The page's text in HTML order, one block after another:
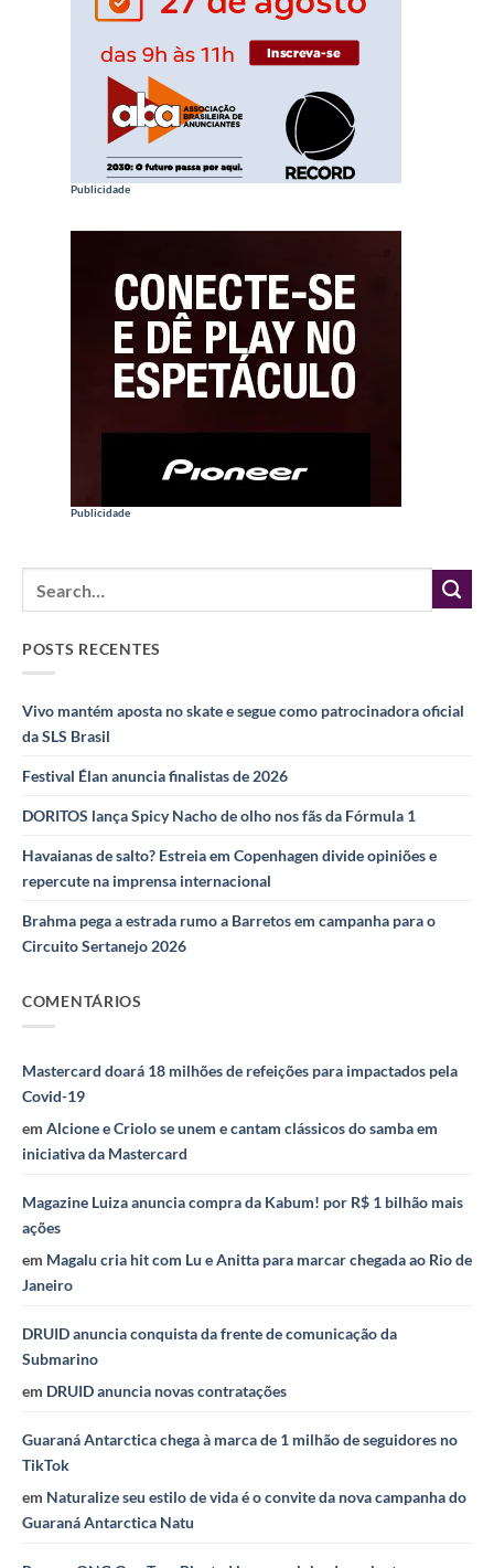
Publicidade
Publicidade
POSTS RECENTES
Vivo mantém aposta no skate e segue como patrocinadora oficial
da SLS Brasil
Festival Élan anuncia finalistas de 2026
DORITOS lança Spicy Nacho de olho nos fãs da Fórmula 1
Havaianas de salto? Estreia em Copenhagen divide opiniões e
repercute na imprensa internacional
Brahma pega a estrada rumo a Barretos em campanha para o
Circuito Sertanejo 2026
COMENTÁRIOS
Mastercard doará 18 milhões de refeições para impactados pela
Covid-19
em Alcione e Criolo se unem e cantam clássicos do samba em
iniciativa da Mastercard
Magazine Luiza anuncia compra da Kabum! por R$ 1 bilhão mais
ações
em Magalu cria hit com Lu e Anitta para marcar chegada ao Rio de
Janeiro
DRUID anuncia conquista da frente de comunicação da
Submarino
em DRUID anuncia novas contratações
Guaraná Antarctica chega à marca de 1 milhão de seguidores no
TikTok
em Naturalize seu estilo de vida é o convite da nova campanha do
Guaraná Antarctica Natu